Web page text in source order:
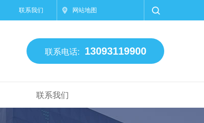
网站地图
联系我们
联系电话: 13093119900
联系我们